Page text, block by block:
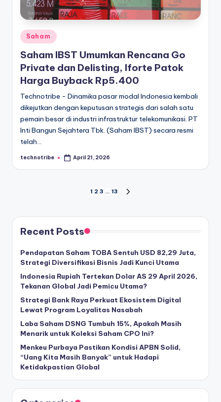
Posted
in
Saham
Saham IBST Umumkan Rencana Go
Private dan Delisting, Iforte Patok
Harga Buyback Rp5.400
Technotribe - Dinamika pasar modal Indonesia kembali
dikejutkan dengan keputusan strategis dari salah satu
pemain besar di industri infrastruktur telekomunikasi. PT
Inti Bangun Sejahtera Tbk. (Saham IBST) secara resmi
telah…
Posted
technotribe April 21, 2026
pagination
1 2 3 … 13
Recent Posts
Pendapatan Saham TOBA Sentuh USD 82,29 Juta,
Strategi Diversifikasi Bisnis Jadi Kunci Utama
Indonesia Rupiah Tertekan Dolar AS 29 April 2026,
Tekanan Global Jadi Pemicu Utama?
Strategi Bank Raya Perkuat Ekosistem Digital
Lewat Program Loyalitas Nasabah
Laba Saham DSNG Tumbuh 15%, Apakah Masih
Menarik untuk Koleksi Saham CPO Ini?
Menkeu Purbaya Pastikan Kondisi APBN Solid,
“Uang Kita Masih Banyak” untuk Hadapi
Ketidakpastian Global